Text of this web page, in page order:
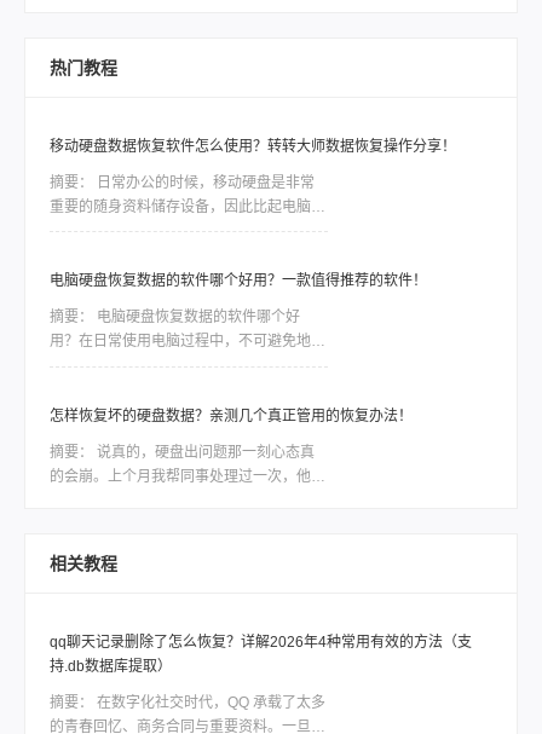
个盘里拷东西没有？”她说没有，还没来得
多小时。这篇我就从那天的经验开始，把判
断方法和具体操作按步骤讲清楚。
热门教程
移动硬盘数据恢复软件怎么使用？转转大师数据恢复操作分享！
摘要：
重要的随身资料储存设备，因此比起电脑本
地的硬盘，移动硬盘更加容易出现数据丢
备份，那么造成的损失将是难以估量的，因
常大，今天我们就针对转转数据恢复大师数
据恢复这款软件，讲讲如何利用工具恢复丢
电脑硬盘恢复数据的软件哪个好用？一款值得推荐的软件！
摘要：
用？在日常使用电脑过程中，不可避免地会
遇到电脑硬盘数据丢失或损坏的情况。无论
们都面临着一种紧迫感，需要尽快找到一款
而，市面上各种各样的电脑硬盘恢复软件让
人眼花缭乱，我们应该如何选择呢？本文将
怎样恢复坏的硬盘数据？亲测几个真正管用的恢复办法！
摘要：
的会崩。上个月我帮同事处理过一次，他那
据？后来折腾了大半天才把东西捞回来大部
付费的顺序，把我试过靠谱的几个方法都告
诉你，重点解决怎样恢复坏的硬盘数据这个
问题。
相关教程
qq聊天记录删除了怎么恢复？详解2026年4种常用有效的方法（支
持.db数据库提取）
摘要：
的青春回忆、商务合同与重要资料。一旦误